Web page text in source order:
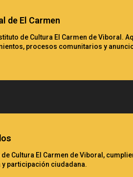
de El Carmen
de Cultura El Carmen de Viboral.
procesos comunitarios y
Cultura El Carmen de Viboral,
participación ciudadana.